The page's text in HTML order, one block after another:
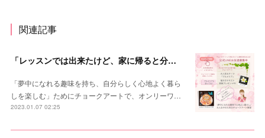
関連記事
「レッスンでは出来たけど、家に帰ると分からなくなる(´；ω；`)」
「夢中になれる趣味を持ち、自分らしく心地よく暮ら
しを楽しむ」ためにチョークアートで、オンリーワ…
2023.01.07 02:25